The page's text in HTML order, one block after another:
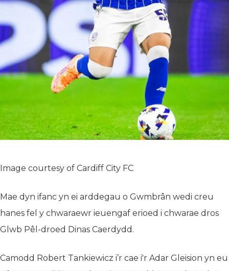
Image courtesy of Cardiff City FC
Mae dyn ifanc yn ei arddegau o Gwmbrân wedi creu
hanes fel y chwaraewr ieuengaf erioed i chwarae dros
Glwb Pêl-droed Dinas Caerdydd.
Camodd Robert Tankiewicz i’r cae i'r Adar Gleision yn eu